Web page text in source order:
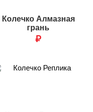
Колечко Алмазная
грань
₽